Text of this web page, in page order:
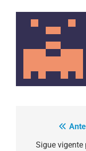
deSigue vigente